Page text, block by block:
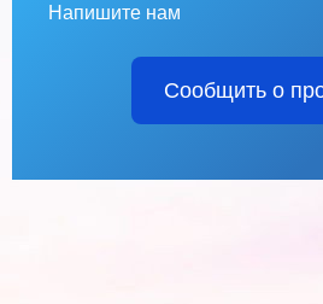
Напишите нам
Сообщить о